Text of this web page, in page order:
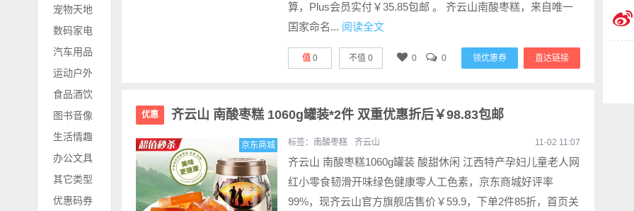
宠物天地
数码家电
汽车用品
运动户外
食品酒饮
图书音像
生活情趣
办公文具
其它类型
优惠码券
算，Plus会员实付￥35.85包邮 。 齐云山南酸枣糕，来自唯一
国家命名... 阅读全文
直达链接
领优惠券
值 0 不值 0 0 0
优惠 齐云山 南酸枣糕 1060g罐装*2件 双重优惠折后￥98.83包邮
京东商城 标签： 南酸枣糕 齐云山 11-02 11:07
齐云山 南酸枣糕1060g罐装 酸甜休闲 江西特产孕妇儿童老人网
红小零食韧滑开味绿色健康零人工色素，京东商城好评率
99%，现齐云山官方旗舰店售价￥59.9，下单2件85折，首页关